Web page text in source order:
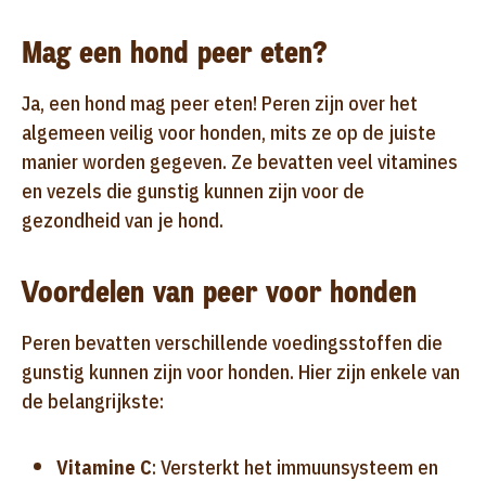
Mag een hond peer eten?
Ja, een hond mag peer eten! Peren zijn over het
algemeen veilig voor honden, mits ze op de juiste
manier worden gegeven. Ze bevatten veel vitamines
en vezels die gunstig kunnen zijn voor de
gezondheid van je hond.
Voordelen van peer voor honden
Peren bevatten verschillende voedingsstoffen die
gunstig kunnen zijn voor honden. Hier zijn enkele van
de belangrijkste:
Vitamine C: Versterkt het immuunsysteem en